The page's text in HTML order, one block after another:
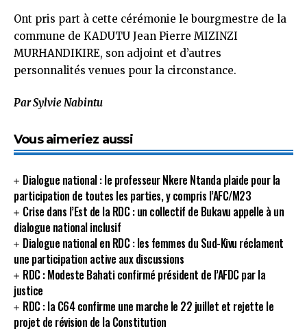
Ont pris part à cette cérémonie le bourgmestre de la
commune de KADUTU Jean Pierre MIZINZI
MURHANDIKIRE, son adjoint et d’autres
personnalités venues pour la circonstance.
Par Sylvie Nabintu
Vous aimeriez aussi
Dialogue national : le professeur Nkere Ntanda plaide pour la
participation de toutes les parties, y compris l’AFC/M23
Crise dans l’Est de la RDC : un collectif de Bukavu appelle à un
dialogue national inclusif
Dialogue national en RDC : les femmes du Sud-Kivu réclament
une participation active aux discussions
RDC : Modeste Bahati confirmé président de l’AFDC par la
justice
RDC : la C64 confirme une marche le 22 juillet et rejette le
projet de révision de la Constitution